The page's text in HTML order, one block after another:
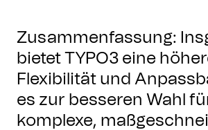
Zusammenfassung:
bietet TYPO3 eine
Flexibilität und
es zur besseren Wahl
komplexe,